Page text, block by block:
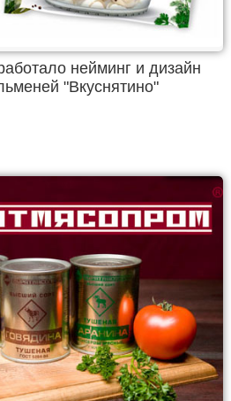
нейминг и дизайн
"Вкуснятино"